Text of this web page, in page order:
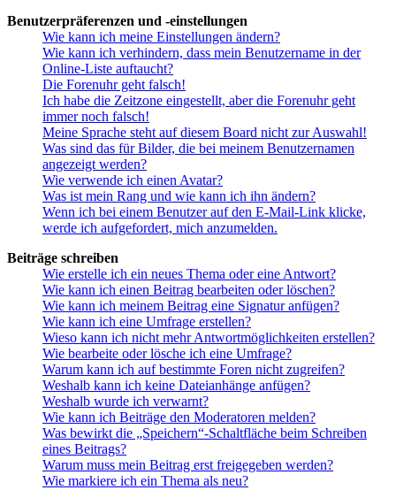
Benutzerpräferenzen und -einstellungen
Wie kann ich meine Einstellungen ändern?
Wie kann ich verhindern, dass mein Benutzername in der
Online-Liste auftaucht?
Die Forenuhr geht falsch!
Ich habe die Zeitzone eingestellt, aber die Forenuhr geht
immer noch falsch!
Meine Sprache steht auf diesem Board nicht zur Auswahl!
Was sind das für Bilder, die bei meinem Benutzernamen
angezeigt werden?
Wie verwende ich einen Avatar?
Was ist mein Rang und wie kann ich ihn ändern?
Wenn ich bei einem Benutzer auf den E-Mail-Link klicke,
werde ich aufgefordert, mich anzumelden.
Beiträge schreiben
Wie erstelle ich ein neues Thema oder eine Antwort?
Wie kann ich einen Beitrag bearbeiten oder löschen?
Wie kann ich meinem Beitrag eine Signatur anfügen?
Wie kann ich eine Umfrage erstellen?
Wieso kann ich nicht mehr Antwortmöglichkeiten erstellen?
Wie bearbeite oder lösche ich eine Umfrage?
Warum kann ich auf bestimmte Foren nicht zugreifen?
Weshalb kann ich keine Dateianhänge anfügen?
Weshalb wurde ich verwarnt?
Wie kann ich Beiträge den Moderatoren melden?
Was bewirkt die „Speichern“-Schaltfläche beim Schreiben
eines Beitrags?
Warum muss mein Beitrag erst freigegeben werden?
Wie markiere ich ein Thema als neu?